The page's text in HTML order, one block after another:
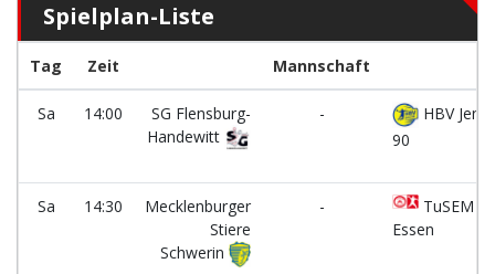
Spielplan-Liste
Tag Zeit Mannschaft
Sa 14:00
SG Flensburg-
Handewitt
-
HBV Jena
90
Sa 14:30
Mecklenburger
Stiere
Schwerin
-
TuSEM
Essen